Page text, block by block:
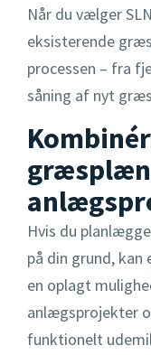
Når du vælger
eksisterende
processen – fra
såning af nyt
Hvis du
på din grund,
en oplagt
anlægsprojekter
funktionelt